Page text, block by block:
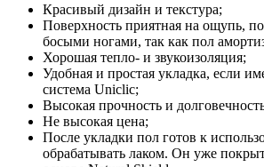
Красивый дизайн и текстура;
Поверхность приятная на ощупь,
босыми ногами, так как пол
Хорошая тепло- и звукоизоляция;
Удобная и простая укладка, если
система Uniclic;
Высокая прочность и
Не высокая цена;
После укладки пол готов к
обрабатывать лаком. Он уже